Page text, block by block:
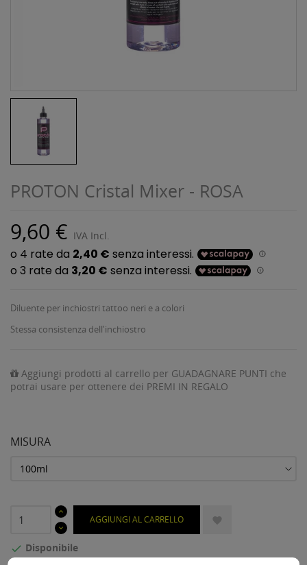
PROTON Cristal Mixer - ROSA
9,60 € IVA Incl.
Diluente per inchiostri tattoo neri e a colori
Stessa consistenza dell'inchiostro
Aggiungi prodotti al carrello per GUADAGNARE PUNTI che
potrai usare per ottenere dei PREMI IN REGALO
MISURA
AGGIUNGI AL CARRELLO 
 Disponibile